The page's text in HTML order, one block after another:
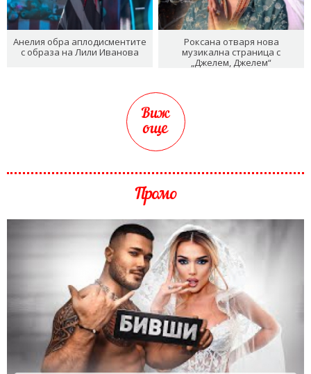
Анелия обра аплодисментите
с образа на Лили Иванова
Роксана отваря нова
музикална страница с
„Джелем, Джелем“
Виж
още
Промо